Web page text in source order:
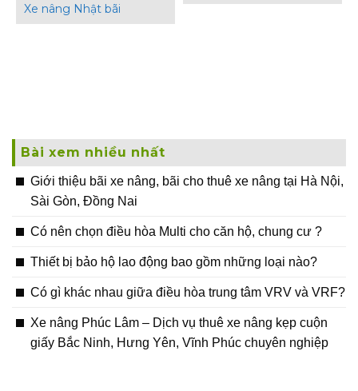
Xe nâng Nhật bãi
Bài xem nhiều nhất
Giới thiệu bãi xe nâng, bãi cho thuê xe nâng tại Hà Nội,
Sài Gòn, Đồng Nai
Có nên chọn điều hòa Multi cho căn hộ, chung cư ?
Thiết bị bảo hộ lao động bao gồm những loại nào?
Có gì khác nhau giữa điều hòa trung tâm VRV và VRF?
Xe nâng Phúc Lâm – Dịch vụ thuê xe nâng kẹp cuộn
giấy Bắc Ninh, Hưng Yên, Vĩnh Phúc chuyên nghiệp